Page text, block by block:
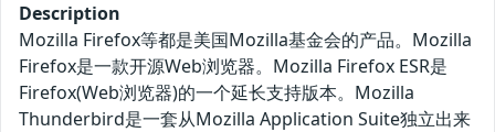
Description
Mozilla Firefox等都是美国Mozilla基金会的产品。Mozilla
Firefox是一款开源Web浏览器。Mozilla Firefox ESR是
Firefox(Web浏览器)的一个延长支持版本。Mozilla
Thunderbird是一套从Mozilla Application Suite独立出来